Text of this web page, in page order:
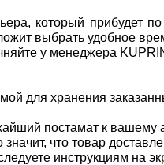
который прибудет
выбрать удобное
у менеджера
для хранения
постамат к вашему
что товар
инструкциям на